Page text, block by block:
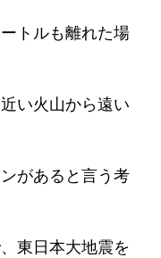
トルも離れた場
い火山から遠い
があると言う考
東日本大地震を